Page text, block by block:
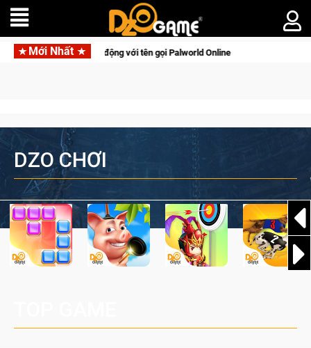
Mới Nhất
tên gọi Palworld Online Gia Nhập Closed Beta Norse
DZO CHƠI